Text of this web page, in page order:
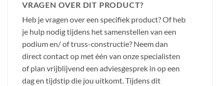
VRAGEN OVER DIT PRODUCT?
Heb je vragen over een specifiek product? Of heb
je hulp nodig tijdens het samenstellen van een
podium en/ of truss-constructie? Neem dan
direct contact op met één van onze specialisten
of plan vrijblijvend een adviesgesprek in op een
dag en tijdstip die jou uitkomt. Tijdens dit